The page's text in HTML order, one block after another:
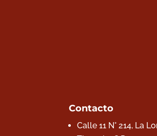
Contacto
Calle 11 N° 214, La